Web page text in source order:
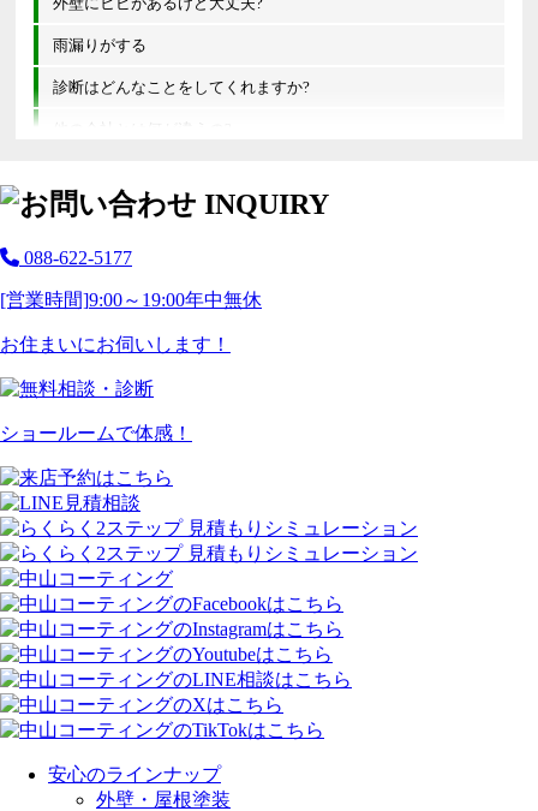
雨漏りがする
診断はどんなことをしてくれますか?
他の会社とは何が違うの?
088-622-5177
[営業時間]9:00～19:00年中無休
お住まいにお伺いします！
ショールームで体感！
安心のラインナップ
外壁・屋根塗装